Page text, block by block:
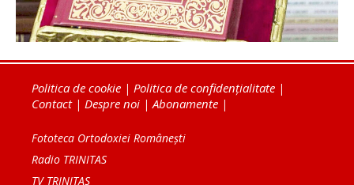
Politica de cookie | Politica de confidențialitate |
Contact| Despre noi | Abonamente |
Fototeca Ortodoxiei Românești
Radio TRINITAS
TV TRINITAS